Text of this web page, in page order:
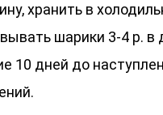
хранить в
шарики 3-4 р. в
10 дней до